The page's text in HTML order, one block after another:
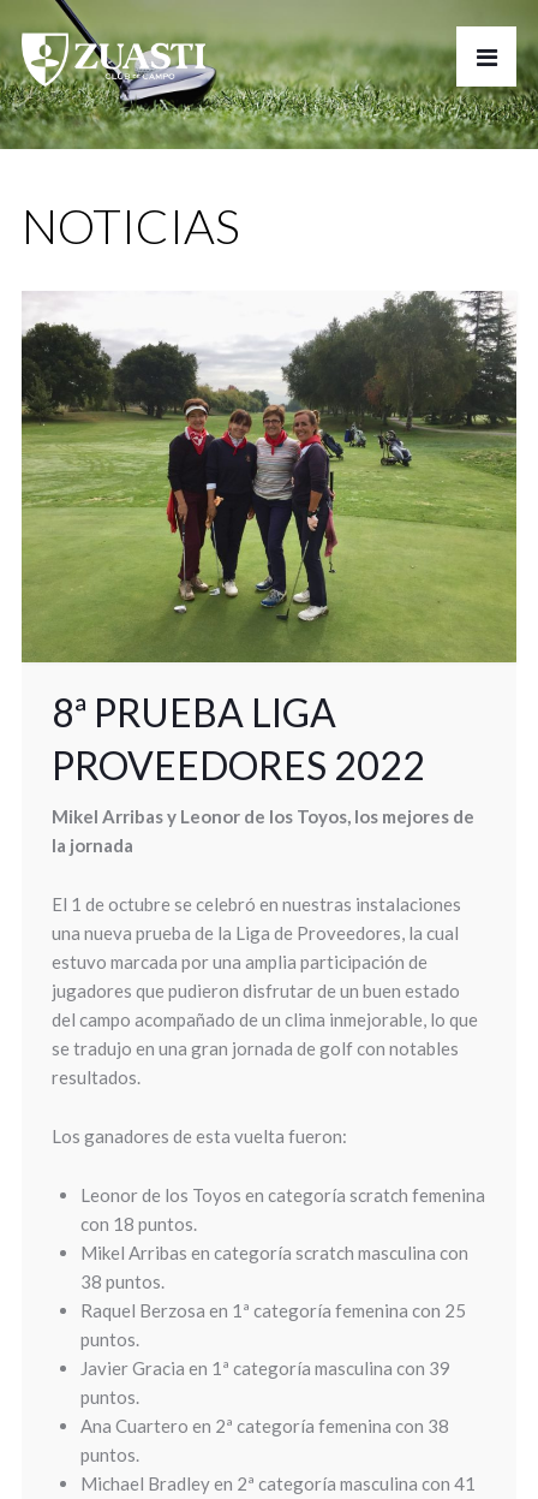
NOTICIAS
8ª PRUEBA LIGA
PROVEEDORES 2022
Mikel Arribas y Leonor de los Toyos, los mejores de
la jornada
El 1 de octubre se celebró en nuestras instalaciones
una nueva prueba de la Liga de Proveedores, la cual
estuvo marcada por una amplia participación de
jugadores que pudieron disfrutar de un buen estado
del campo acompañado de un clima inmejorable, lo que
se tradujo en una gran jornada de golf con notables
resultados.
Los ganadores de esta vuelta fueron:
Leonor de los Toyos en categoría scratch femenina
con 18 puntos.
Mikel Arribas en categoría scratch masculina con
38 puntos.
Raquel Berzosa en 1ª categoría femenina con 25
puntos.
Javier Gracia en 1ª categoría masculina con 39
puntos.
Ana Cuartero en 2ª categoría femenina con 38
puntos.
Michael Bradley en 2ª categoría masculina con 41